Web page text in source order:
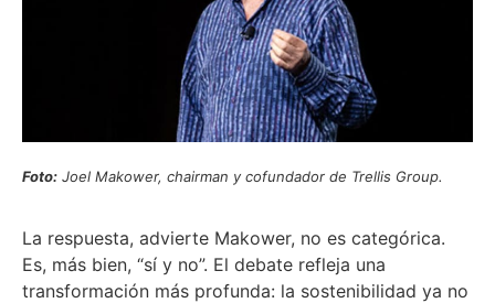
Foto: Joel Makower, chairman y cofundador de Trellis Group.
La respuesta, advierte Makower, no es categórica.
Es, más bien, “sí y no”. El debate refleja una
transformación más profunda: la sostenibilidad ya no